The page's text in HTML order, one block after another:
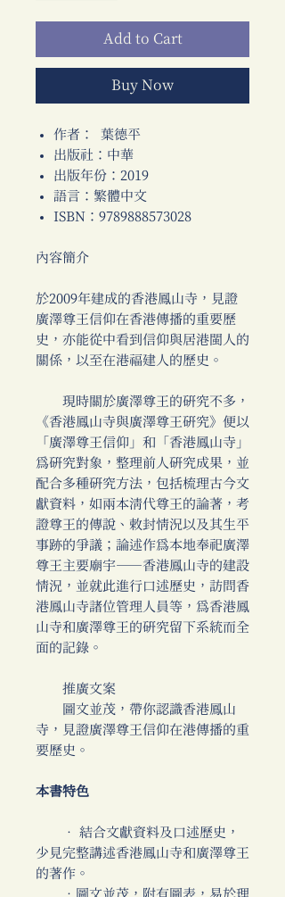
Add to Cart
Buy Now
作者： 葉德平
出版社：中華
出版年份：2019
語言：繁體中文
ISBN：9789888573028
內容簡介
於2009年建成的香港鳳山寺，見證
廣澤尊王信仰在香港傳播的重要歷
史，亦能從中看到信仰與居港閩人的
關係，以至在港福建人的歷史。
現時關於廣澤尊王的研究不多，
《香港鳳山寺與廣澤尊王研究》便以
「廣澤尊王信仰」和「香港鳳山寺」
為研究對象，整理前人研究成果，並
配合多種研究方法，包括梳理古今文
獻資料，如兩本清代尊王的論著，考
證尊王的傳說、敕封情況以及其生平
事跡的爭議；論述作為本地奉祀廣澤
尊王主要廟宇──香港鳳山寺的建設
情況，並就此進行口述歷史，訪問香
港鳳山寺諸位管理人員等，為香港鳳
山寺和廣澤尊王的研究留下系統而全
面的記錄。
推廣文案
圖文並茂，帶你認識香港鳳山
寺，見證廣澤尊王信仰在港傳播的重
要歷史。
本書特色
‧ 結合文獻資料及口述歷史，
少見完整講述香港鳳山寺和廣澤尊王
的著作。